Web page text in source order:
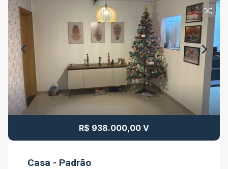
R$ 938.000,00 V
Casa - Padrão